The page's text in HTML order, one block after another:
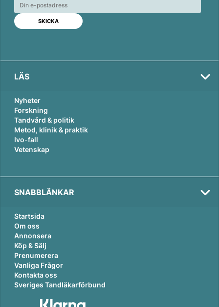
d
n
o
o
k
LÄS
Nyheter
Forskning
Tandvård & politik
Metod, klinik & praktik
Ivo-fall
Vetenskap
SNABBLÄNKAR
Startsida
Om oss
Annonsera
Köp & Sälj
Prenumerera
Vanliga Frågor
Kontakta oss
Sveriges Tandläkarförbund